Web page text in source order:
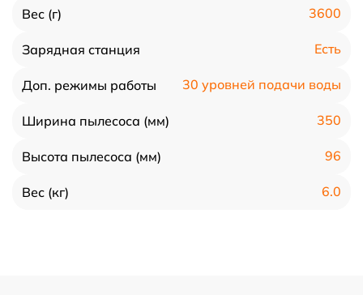
Вес (г) 3600
Зарядная станция Есть
Доп. режимы работы 30 уровней подачи воды
Ширина пылесоса (мм) 350
Высота пылесоса (мм) 96
Вес (кг) 6.0